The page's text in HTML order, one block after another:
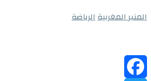
المنبر المغربيةالرياضة